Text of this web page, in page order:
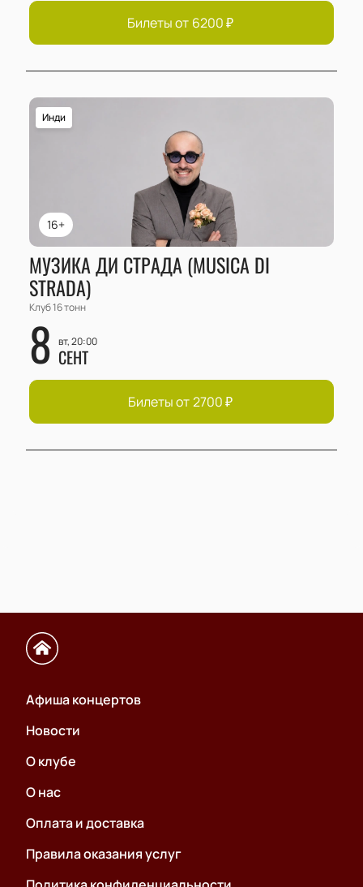
Билеты от 6200₽
16+
Инди
МУЗИКА ДИ СТРАДА (MUSICA DI
STRADA)
Клуб 16 тонн
8 вт, 20:00
СЕНТ
Билеты от 2700₽
Афиша концертов
Новости
О клубе
О нас
Оплата и доставка
Правила оказания услуг